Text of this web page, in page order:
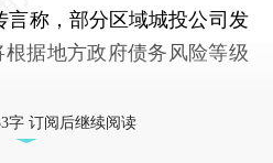
言称，部分区域城投公司发
据地方政府债务风险等级
字 订阅后继续阅读